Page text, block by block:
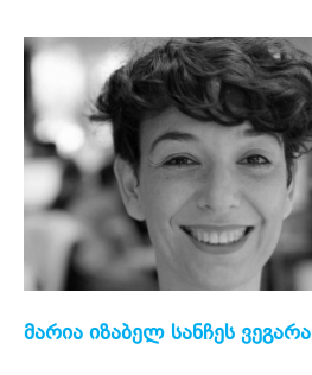
მარია იზაბელ სანჩეს ვეგარა